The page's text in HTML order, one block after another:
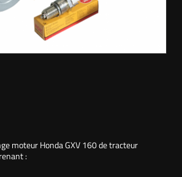
moteur Honda GXV 160 de tracteur
: